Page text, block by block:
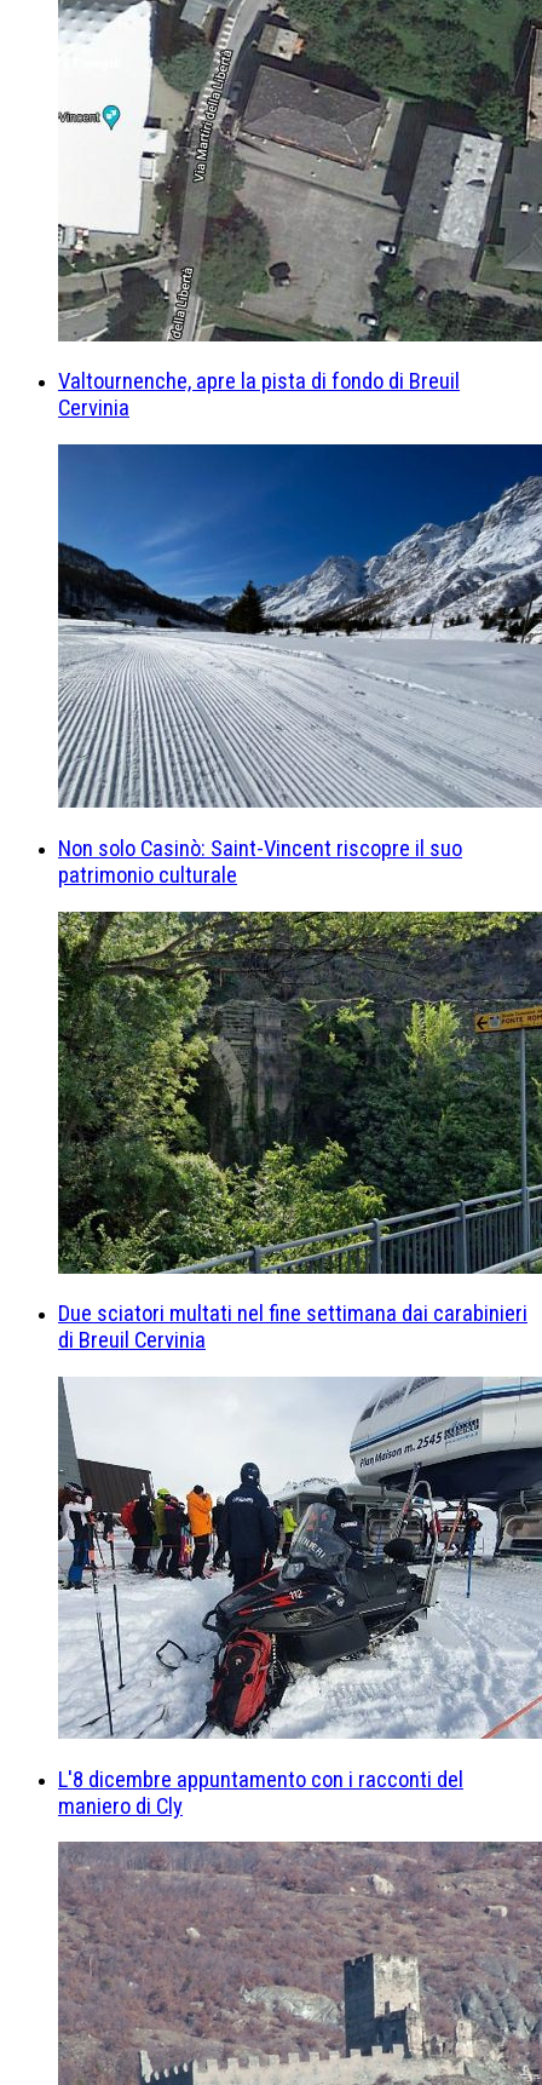
Valtournenche, apre la pista di fondo di Breuil
Cervinia
Non solo Casinò: Saint-Vincent riscopre il suo
patrimonio culturale
Due sciatori multati nel fine settimana dai carabinieri
di Breuil Cervinia
L'8 dicembre appuntamento con i racconti del
maniero di Cly